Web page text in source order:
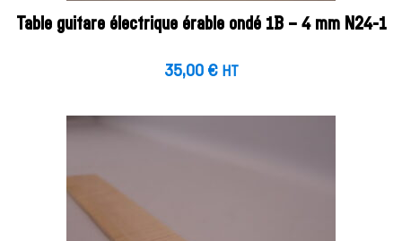
Table guitare électrique érable ondé 1B – 4 mm N24-1
35,00 € HT